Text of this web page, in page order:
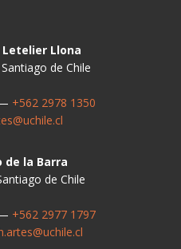
Llona
de Chile
+562 2978 1350
de la Barra
de Chile
+562 2977 1797